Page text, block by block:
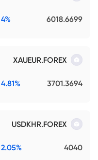
6018.6699
4%
XAUEUR.FOREX
3701.3694
4.81%
USDKHR.FOREX
4040
2.05%